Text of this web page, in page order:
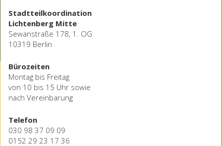
Stadtteilkoordination
Lichtenberg Mitte
Sewanstraße 178, 1. OG
10319 Berlin
Bürozeiten
Montag bis Freitag
von 10 bis 15 Uhr sowie
nach Vereinbarung
Telefon
030 98 37 09 09
0152 29 23 17 36